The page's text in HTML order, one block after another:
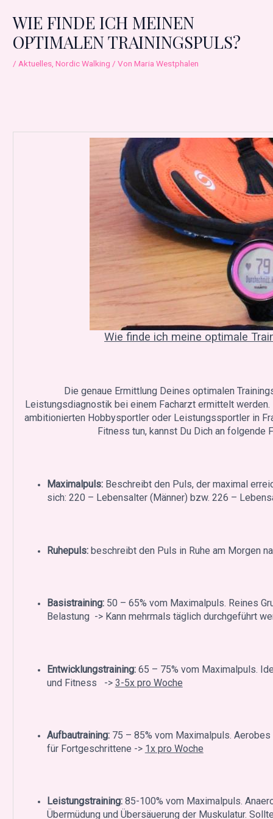
WIE FINDE ICH MEINEN
OPTIMALEN TRAININGSPULS?
/Aktuelles,Nordic Walking / VonMaria Westphalen
Wie finde ich meine optimale
Die genaue Ermittlung Deines optimalen
Leistungsdiagnostik bei einem Facharzt ermittelt
ambitionierten Hobbysportler oder Leistungssportler in
Fitness tun, kannst Du Dich an folgende
Maximalpuls:Beschreibt den Puls, der maximal
sich: 220 – Lebensalter (Männer) bzw. 226 –
Ruhepuls:beschreibt den Puls in Ruhe am Morgen
Basistraining:50 – 65% vom Maximalpuls. Reines
Belastung -> Kann mehrmals täglich durchgeführt
Entwicklungstraining:65 – 75% vom Maximalpuls.
und Fitness -> 3-5x pro Woche
Aufbautraining:75 – 85% vom Maximalpuls.
für Fortgeschrittene -> 1x pro Woche
Leistungstraining:85-100% vom Maximalpuls.
Übermüdung und Übersäuerung der Muskulatur.